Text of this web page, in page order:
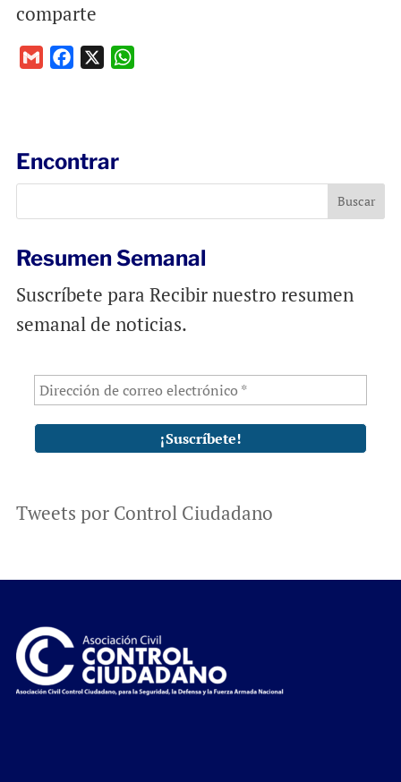
comparte
o
k
p
Encontrar
Resumen Semanal
Suscríbete para Recibir nuestro resumen
semanal de noticias.
Tweets por Control Ciudadano